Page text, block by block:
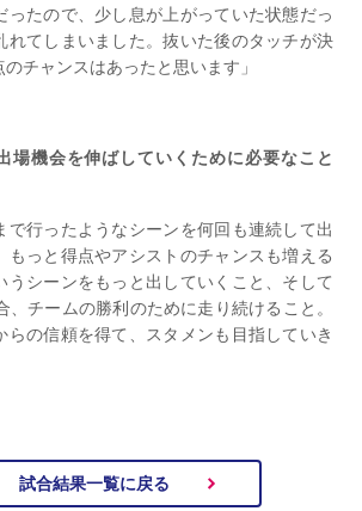
ったので、少し息が上がっていた状態だっ
れてしまいました。抜いた後のタッチが決
チャンスはあったと思います」
場機会を伸ばしていくために必要なこと
で行ったようなシーンを何回も連続して出
もっと得点やアシストのチャンスも増える
うシーンをもっと出していくこと、そして
チームの勝利のために走り続けること。
らの信頼を得て、スタメンも目指していき
試合結果一覧に戻る